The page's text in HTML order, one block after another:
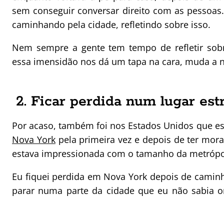
sem conseguir conversar direito com as
caminhando pela cidade, refletindo sobre isso.
Nem sempre a gente tem tempo de refletir
essa imensidão nos dá um tapa na cara, muda a
2. Ficar perdida num lugar
Por acaso, também foi nos Estados Unidos que
Nova Yorkpela primeira vez e depois de ter
estava impressionada com o tamanho da
Eu fiquei perdida em Nova York depois de
parar numa parte da cidade que eu não sabia